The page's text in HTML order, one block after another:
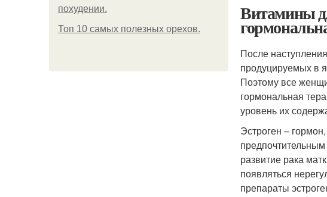
похудении.
Топ 10 самых полезных орехов.
Витамины
После
продуцируемых в
Поэтому все
гормональная
уровень их
Эстроген –
развитие рака
появляться
препараты